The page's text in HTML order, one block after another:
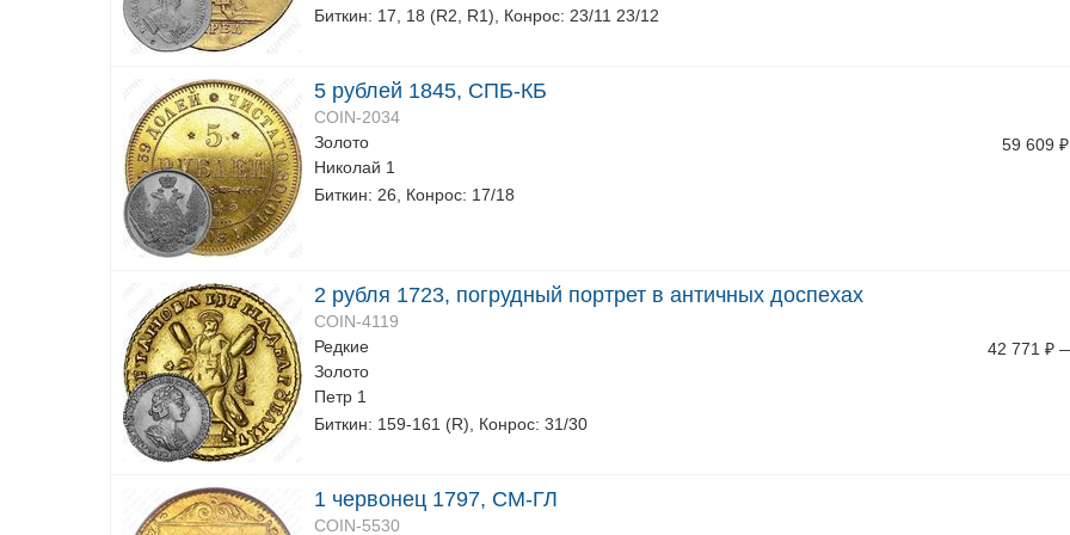
Биткин: 17, 18 (R2, R1), Конрос: 23/11 23/12
5 рублей 1845, СПБ-КБ
COIN-2034
Золото
Николай 1
Биткин: 26, Конрос: 17/18
59 609 ₽
2 рубля 1723, погрудный портрет в античных доспехах
COIN-4119
Редкие
Золото
Петр 1
Биткин: 159-161 (R), Конрос: 31/30
42 771 ₽
1 червонец 1797, СМ-ГЛ
COIN-5530